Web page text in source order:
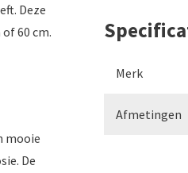
Deze
60 cm.
mooie
De
Merk
Afmetingen